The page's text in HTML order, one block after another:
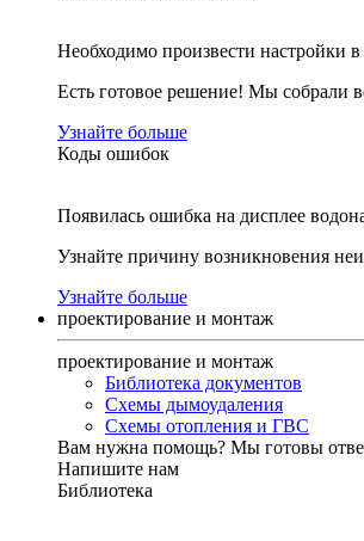
Необходимо произвести настройки
Есть готовое решение! Мы собрали
Узнайте больше
Коды ошибок
Появилась ошибка на дисплее
Узнайте причину возникновения
Узнайте больше
проектирование и монтаж
проектирование и монтаж
Библиотека документов
Схемы дымоудаления
Схемы отопления и ГВС
Вам нужна помощь? Мы готовы
Напишите нам
Библиотека